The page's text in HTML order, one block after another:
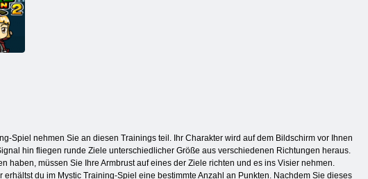
Spiel nehmen Sie an diesen Trainings teil. Ihr Charakter wird auf dem Bildschirm vor Ihnen
hin fliegen runde Ziele unterschiedlicher Größe aus verschiedenen Richtungen heraus.
müssen Sie Ihre Armbrust auf eines der Ziele richten und es ins Visier nehmen.
du im Mystic Training-Spiel eine bestimmte Anzahl an Punkten. Nachdem Sie dieses